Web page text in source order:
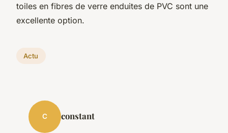
toiles en fibres de verre enduites de PVC sont une
excellente option.
Actu
C constant